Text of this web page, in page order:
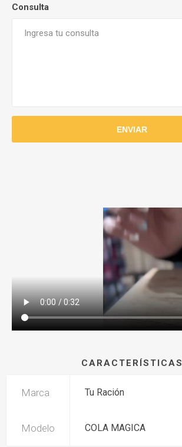
Consulta
CARACTERÍSTICAS
Marca Tu Ración
Modelo COLA MAGICA